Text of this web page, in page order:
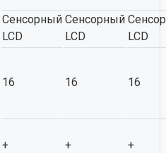
Сенсорный
LCD
Сенсорный
LCD
LCD
16 16 16
+ + +